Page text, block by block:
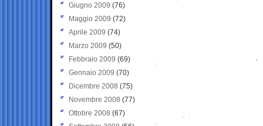
Giugno 2009 (76)
Maggio 2009 (72)
Aprile 2009 (74)
Marzo 2009 (50)
Febbraio 2009 (69)
Gennaio 2009 (70)
Dicembre 2008 (75)
Novembre 2008 (77)
Ottobre 2008 (67)